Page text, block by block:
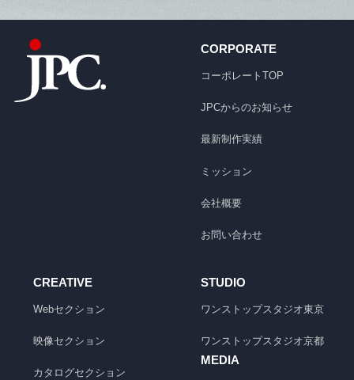
CORPORATE
コーポレートTOP
JPCからのお知らせ
最新制作実績
ミッション
会社概要
お問い合わせ
CREATIVE
Webセクション
映像セクション
カタログセクション
STUDIO
ワンストップスタジオ東京
ワンストップスタジオ京都
MEDIA